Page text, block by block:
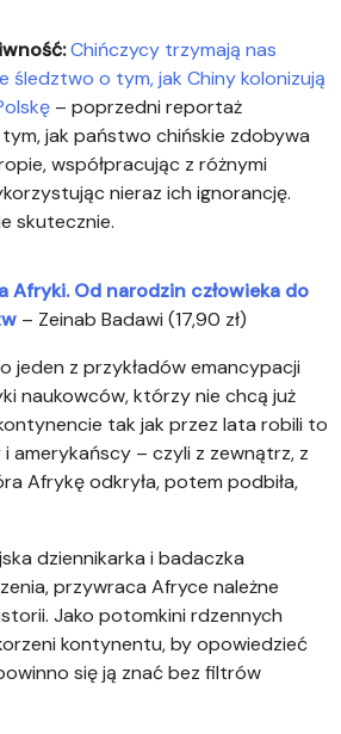
Chińczycy trzymają nas
śledztwo o tym, jak Chiny kolonizują
– poprzedni reportaż
jak państwo chińskie zdobywa
współpracując z różnymi
nieraz ich ignorancję.
skutecznie.
Afryki. Od narodzin człowieka do
– Zeinab Badawi (17,90 zł)
jeden z przykładów emancypacji
naukowców, którzy nie chcą już
tak jak przez lata robili to
amerykańscy – czyli z zewnątrz, z
Afrykę odkryła, potem podbiła,
dziennikarka i badaczka
przywraca Afryce należne
Jako potomkini rdzennych
kontynentu, by opowiedzieć
się ją znać bez filtrów